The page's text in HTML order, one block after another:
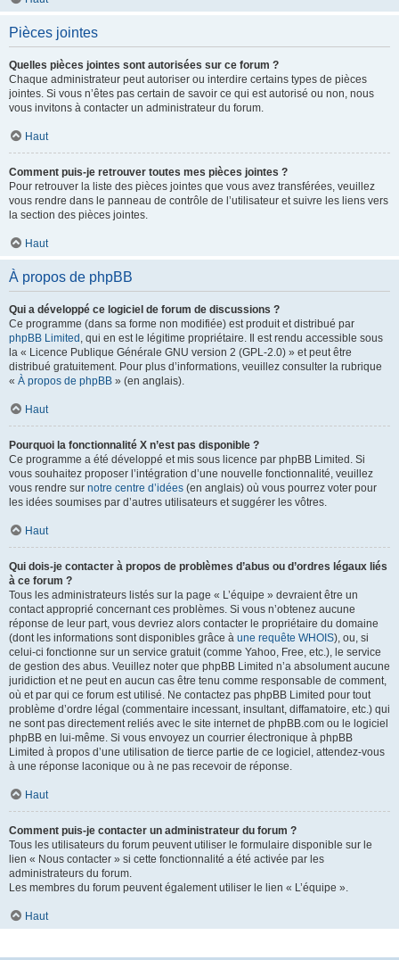
Pièces jointes
Quelles pièces jointes sont autorisées sur ce forum ?
Chaque administrateur peut autoriser ou interdire certains types de pièces
jointes. Si vous n’êtes pas certain de savoir ce qui est autorisé ou non, nous
vous invitons à contacter un administrateur du forum.
Haut
Comment puis-je retrouver toutes mes pièces jointes ?
Pour retrouver la liste des pièces jointes que vous avez transférées, veuillez
vous rendre dans le panneau de contrôle de l’utilisateur et suivre les liens vers
la section des pièces jointes.
Haut
À propos de phpBB
Qui a développé ce logiciel de forum de discussions ?
Ce programme (dans sa forme non modifiée) est produit et distribué par
phpBB Limited , qui en est le légitime propriétaire. Il est rendu accessible sous
la « Licence Publique Générale GNU version 2 (GPL-2.0) » et peut être
distribué gratuitement. Pour plus d’informations, veuillez consulter la rubrique
« À propos de phpBB » (en anglais).
Haut
Pourquoi la fonctionnalité X n’est pas disponible ?
Ce programme a été développé et mis sous licence par phpBB Limited. Si
vous souhaitez proposer l’intégration d’une nouvelle fonctionnalité, veuillez
vous rendre sur notre centre d’idées (en anglais) où vous pourrez voter pour
les idées soumises par d’autres utilisateurs et suggérer les vôtres.
Haut
Qui dois-je contacter à propos de problèmes d’abus ou d’ordres légaux liés
à ce forum ?
Tous les administrateurs listés sur la page « L’équipe » devraient être un
contact approprié concernant ces problèmes. Si vous n’obtenez aucune
réponse de leur part, vous devriez alors contacter le propriétaire du domaine
(dont les informations sont disponibles grâce à une requête WHOIS), ou, si
celui-ci fonctionne sur un service gratuit (comme Yahoo, Free, etc.), le service
de gestion des abus. Veuillez noter que phpBB Limited n’a absolument aucune
juridiction et ne peut en aucun cas être tenu comme responsable de comment,
où et par qui ce forum est utilisé. Ne contactez pas phpBB Limited pour tout
problème d’ordre légal (commentaire incessant, insultant, diffamatoire, etc.) qui
ne sont pas directement reliés avec le site internet de phpBB.com ou le logiciel
phpBB en lui-même. Si vous envoyez un courrier électronique à phpBB
Limited à propos d’une utilisation de tierce partie de ce logiciel, attendez-vous
à une réponse laconique ou à ne pas recevoir de réponse.
Haut
Comment puis-je contacter un administrateur du forum ?
Tous les utilisateurs du forum peuvent utiliser le formulaire disponible sur le
lien « Nous contacter » si cette fonctionnalité a été activée par les
administrateurs du forum.
Les membres du forum peuvent également utiliser le lien « L’équipe ».
Haut